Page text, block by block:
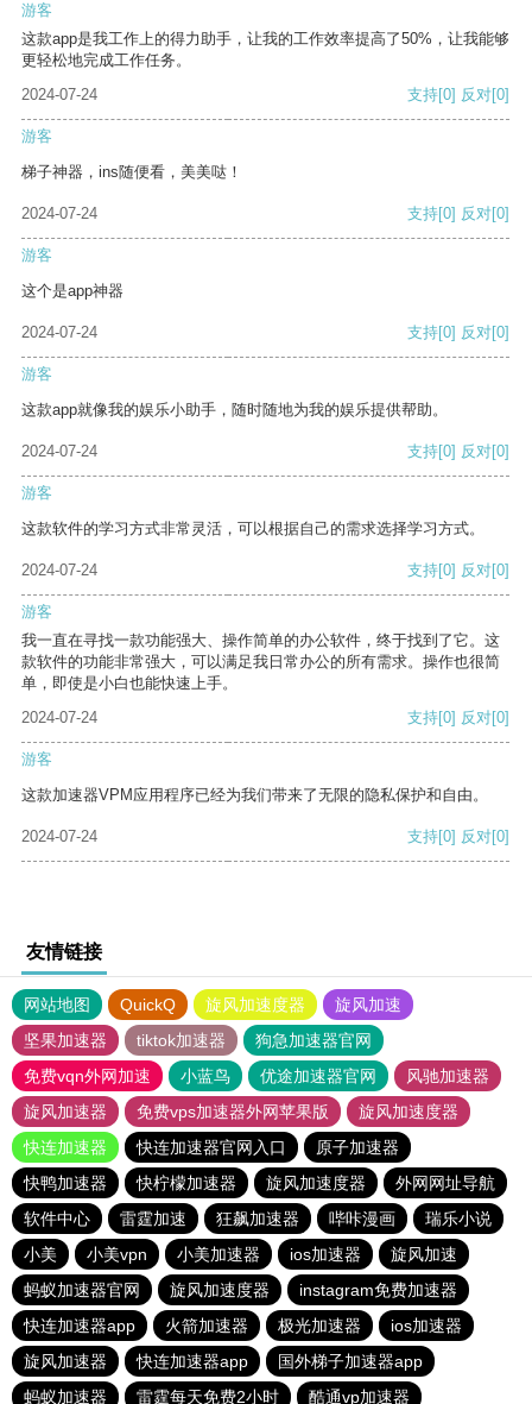
游客
这款app是我工作上的得力助手，让我的工作效率提高了50%，让我能够
更轻松地完成工作任务。
2024-07-24
支持[0] 反对[0]
游客
梯子神器，ins随便看，美美哒！
2024-07-24 支持[0] 反对[0]
游客
这个是app神器
2024-07-24 支持[0] 反对[0]
游客
这款app就像我的娱乐小助手，随时随地为我的娱乐提供帮助。
2024-07-24 支持[0] 反对[0]
游客
这款软件的学习方式非常灵活，可以根据自己的需求选择学习方式。
2024-07-24 支持[0] 反对[0]
游客
我一直在寻找一款功能强大、操作简单的办公软件，终于找到了它。这
款软件的功能非常强大，可以满足我日常办公的所有需求。操作也很简
单，即使是小白也能快速上手。
2024-07-24
支持[0] 反对[0]
游客
这款加速器VPM应用程序已经为我们带来了无限的隐私保护和自由。
2024-07-24 支持[0] 反对[0]
友情链接
网站地图 QuickQ 旋风加速度器
旋风加速
坚果加速器
tiktok加速器
狗急加速器官网
免费vqn外网加速
小蓝鸟 优途加速器官网
风驰加速器
旋风加速器
免费vps加速器外网苹果版
旋风加速度器
快连加速器
快连加速器官网入口
原子加速器
快鸭加速器
快柠檬加速器 旋风加速度器
外网网址导航
软件中心
雷霆加速 狂飙加速器 哔咔漫画
瑞乐小说
小美
小美vpn 小美加速器 ios加速器
旋风加速
蚂蚁加速器官网
旋风加速度器
instagram免费加速器
快连加速器app
火箭加速器 极光加速器
ios加速器
旋风加速器
快连加速器app
国外梯子加速器app
蚂蚁加速器
雷霆每天免费2小时 酷通vp加速器